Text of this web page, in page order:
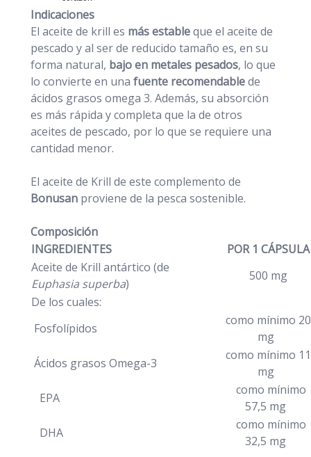
Indicaciones
El aceite de krill es más estableque el aceite de
pescado y al ser de reducido tamaño es, en su
forma natural, bajo en metales pesados, lo que
lo convierte en una fuente recomendablede
ácidos grasos omega 3. Además, su absorción
es más rápida y completa que la de otros
aceites de pescado, por lo que se requiere una
cantidad menor.
El aceite de Krill de este complemento de
Bonusan proviene de la pesca sostenible.
Composición
INGREDIENTES
POR 1
Aceite de Krill antártico (de
Euphasia superba)
500 mg
De los cuales:
Fosfolípidos
como mínimo
mg
Ácidos grasos Omega-3
como mínimo
mg
EPA
como mínimo
57,5 mg
DHA
como mínimo
32,5 mg